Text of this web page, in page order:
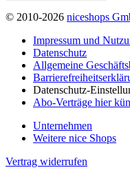
© 2010-2026 niceshops
Impressum und
Datenschutz
Allgemeine
Datenschutz-
Abo-Verträge hier
Unternehmen
Weitere nice Shops
Vertrag widerrufen